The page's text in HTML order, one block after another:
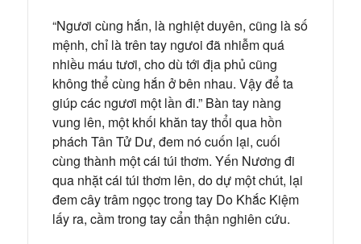
“Ngươi cùng hắn, là nghiệt duyên, cũng là số
mệnh, chỉ là trên tay ngưoi đã nhiễm quá
nhiều máu tươi, cho dù tới địa phủ cũng
không thể cùng hắn ở bên nhau. Vậy để ta
giúp các ngươi một lần đi.” Bàn tay nàng
vung lên, một khối khăn tay thổi qua hồn
phách Tân Tử Dư, đem nó cuốn lại, cuối
cùng thành một cái túi thơm. Yến Nương đi
qua nhặt cái túi thơm lên, do dự một chút, lại
đem cây trâm ngọc trong tay Do Khắc Kiệm
lấy ra, cầm trong tay cẩn thận nghiên cứu.